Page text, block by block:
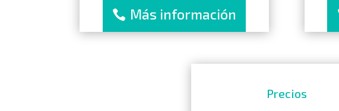
Más información
Precios